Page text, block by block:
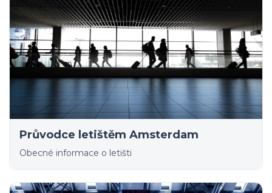
Průvodce letištěm Amsterdam
Obecné informace o letišti